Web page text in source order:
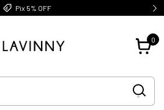
Até 5x sem juros
0